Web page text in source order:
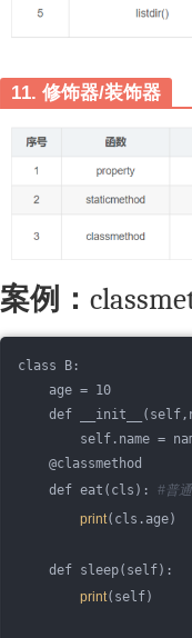
11. 修饰器/装饰器
案例：
class B:
age = 10
def
self.name =
@classmethod
def eat(cls): #普
print(cls.age)
def sleep(self):
print(self)